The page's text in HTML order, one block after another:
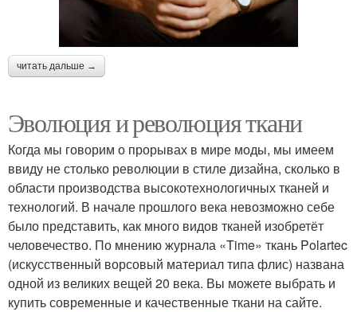
читать дальше →
Эволюция и революция ткани
Когда мы говорим о прорывах в мире моды, мы имеем
ввиду не столько революции в стиле дизайна, сколько в
области производства высокотехнологичных тканей и
технологий. В начале прошлого века невозможно себе
было представить, как много видов тканей изобретёт
человечество. По мнению журнала «Time» ткань Polartec
(искусственный ворсовый материал типа флис) названа
одной из великих вещей 20 века. Вы можете выбрать и
купить современные и качественные ткани на сайте.